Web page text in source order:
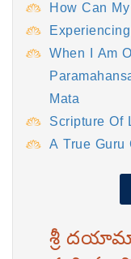
How Can
When I Am
Mata
Scripture Of
A True Guru
శ్రీ